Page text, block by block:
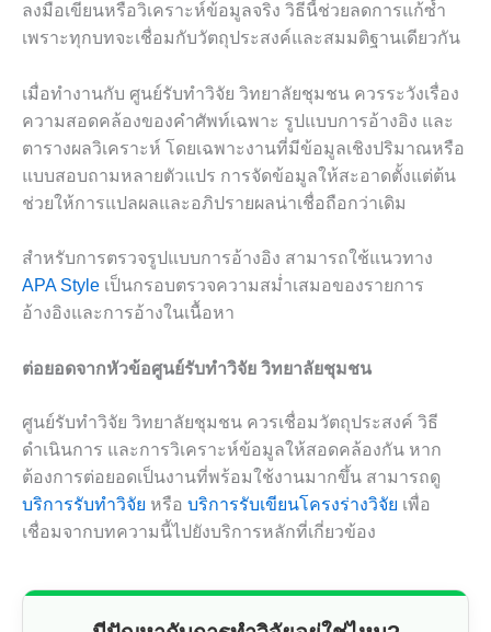
ลงมือเขียนหรือวิเคราะห์ข้อมูลจริง วิธีนี้ช่วยลดการแก้ซ้ำ
เพราะทุกบทจะเชื่อมกับวัตถุประสงค์และสมมติฐานเดียวกัน
เมื่อทำงานกับ ศูนย์รับทำวิจัย วิทยาลัยชุมชน ควรระวังเรื่อง
ความสอดคล้องของคำศัพท์เฉพาะ รูปแบบการอ้างอิง และ
ตารางผลวิเคราะห์ โดยเฉพาะงานที่มีข้อมูลเชิงปริมาณหรือ
แบบสอบถามหลายตัวแปร การจัดข้อมูลให้สะอาดตั้งแต่ต้น
ช่วยให้การแปลผลและอภิปรายผลน่าเชื่อถือกว่าเดิม
สำหรับการตรวจรูปแบบการอ้างอิง สามารถใช้แนวทาง
APA Style เป็นกรอบตรวจความสม่ำเสมอของรายการ
อ้างอิงและการอ้างในเนื้อหา
ต่อยอดจากหัวข้อศูนย์รับทำวิจัย วิทยาลัยชุมชน
ศูนย์รับทำวิจัย วิทยาลัยชุมชน ควรเชื่อมวัตถุประสงค์ วิธี
ดำเนินการ และการวิเคราะห์ข้อมูลให้สอดคล้องกัน หาก
ต้องการต่อยอดเป็นงานที่พร้อมใช้งานมากขึ้น สามารถดู
บริการรับทำวิจัย หรือ บริการรับเขียนโครงร่างวิจัย เพื่อ
เชื่อมจากบทความนี้ไปยังบริการหลักที่เกี่ยวข้อง